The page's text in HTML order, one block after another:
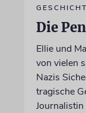
Die
Ellie und
von vielen
Nazis
tragische